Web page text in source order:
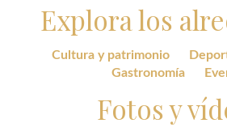
Explora los
Cultura y patrimonio
Gastronomía
Fotos y